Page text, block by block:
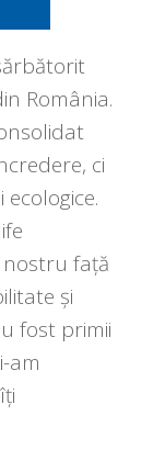
România.
ci
față
și
fost primii
am